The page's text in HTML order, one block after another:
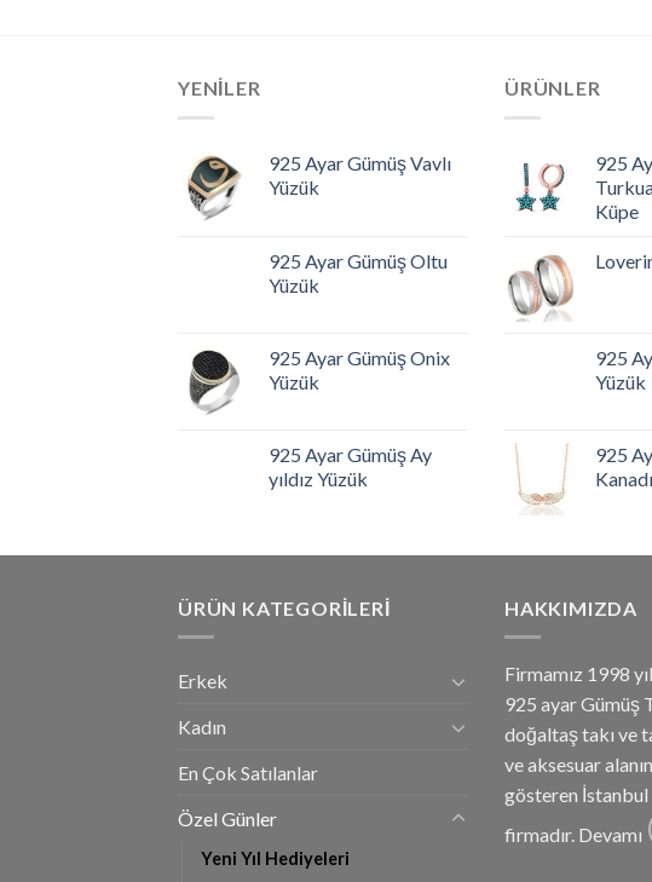
YENILER
925 Ayar Gümüş Vavlı
Yüzük
925 Ayar Gümüş Oltu
Yüzük
925 Ayar Gümüş Onix
Yüzük
925 Ayar Gümüş Ay
yıldız Yüzük
ÜRÜNLER
925
Küpe
925
Yüzük
925
ÜRÜN KATEGORILERI
Erkek
Kadın
En Çok Satılanlar
Özel Günler
Yeni Yıl Hediyeleri
HAKKIMIZDA
Firmamız 1998
925 ayar Gümüş
doğaltaş takı ve
ve aksesuar
gösteren
firmadır. Devamı